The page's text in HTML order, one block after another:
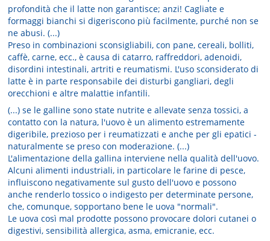
profondità che il latte non garantisce; anzi! Cagliate e
formaggi bianchi si digeriscono più facilmente, purché non se
ne abusi. (...)
Preso in combinazioni sconsigliabili, con pane, cereali, bolliti,
caffè, carne, ecc., è causa di catarro, raffreddori, adenoidi,
disordini intestinali, artriti e reumatismi. L'uso sconsiderato di
latte è in parte responsabile dei disturbi gangliari, degli
orecchioni e altre malattie infantili.
(...) se le galline sono state nutrite e allevate senza tossici, a
contatto con la natura, l'uovo è un alimento estremamente
digeribile, prezioso per i reumatizzati e anche per gli epatici -
naturalmente se preso con moderazione. (...)
L'alimentazione della gallina interviene nella qualità dell'uovo.
Alcuni alimenti industriali, in particolare le farine di pesce,
influiscono negativamente sul gusto dell'uovo e possono
anche renderlo tossico o indigesto per determinate persone,
che, comunque, sopportano bene le uova "normali".
Le uova così mal prodotte possono provocare dolori cutanei o
digestivi, sensibilità allergica, asma, emicranie, ecc.